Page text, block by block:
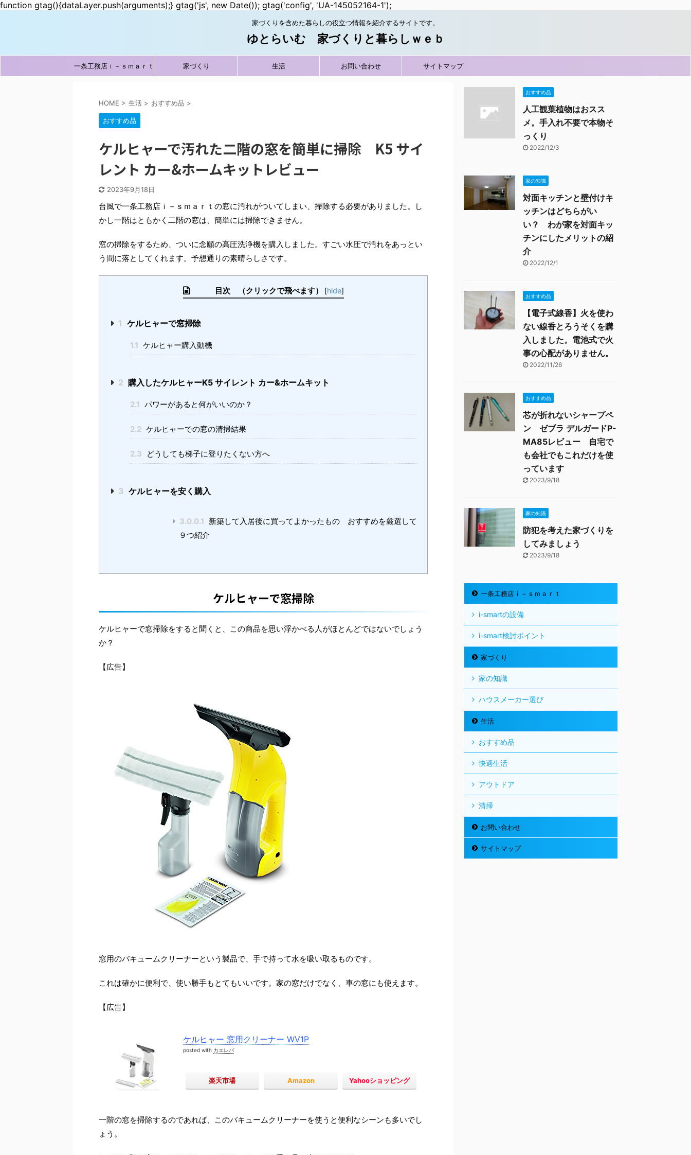
function gtag(){dataLayer.push(arguments);} gtag('js', new Date()); gtag('config', 'UA-145052164-1');
家づくりを含めた暮らしの役立つ情報を紹介するサイトです。
ゆとらいむ 家づくりと暮らしｗｅｂ
一条工務店ｉ－ｓｍａｒｔ 家づくり 生活 お問い合わせ サイトマップ
HOME > 生活 > おすすめ品 >
おすすめ品
ケルヒャーで汚れた二階の窓を簡単に掃除 K5 サイ
レント カー&ホームキットレビュー
2023年9月18日
台風で一条工務店ｉ－ｓｍａｒｔの窓に汚れがついてしまい、掃除する必要がありました。し
かし一階はともかく二階の窓は、簡単には掃除できません。
窓の掃除をするため、ついに念願の高圧洗浄機を購入しました。すごい水圧で汚れをあっとい
う間に落としてくれます。予想通りの素晴らしさです。
目次 （クリックで飛べます） [hide]
1 ケルヒャーで窓掃除
1.1 ケルヒャー購入動機
2 購入したケルヒャーK5 サイレント カー&ホームキット
2.1 パワーがあると何がいいのか？
2.2 ケルヒャーでの窓の清掃結果
2.3 どうしても梯子に登りたくない方へ
3 ケルヒャーを安く購入
3.0.0.1 新築して入居後に買ってよかったもの おすすめを厳選して
９つ紹介
ケルヒャーで窓掃除
ケルヒャーで窓掃除をすると聞くと、この商品を思い浮かべる人がほとんどではないでしょう
か？
【広告】
窓用のバキュームクリーナーという製品で、手で持って水を吸い取るものです。
これは確かに便利で、使い勝手もとてもいいです。家の窓だけでなく、車の窓にも使えます。
【広告】
ケルヒャー 窓用クリーナー WV1P
posted with カエレバ
楽天市場 Amazon Yahooショッピング
一階の窓を掃除するのであれば、このバキュームクリーナーを使うと便利なシーンも多いでし
ょう。
おすすめ品
人工観葉植物はおスス
メ。手入れ不要で本物そ
っくり
2022/12/3
家の知識
対面キッチンと壁付けキ
ッチンはどちらがい
い？ わが家を対面キッ
チンにしたメリットの紹
介
2022/12/1
おすすめ品
【電子式線香】火を使わ
ない線香とろうそくを購
入しました。電池式で火
事の心配がありません。
2022/11/26
おすすめ品
芯が折れないシャープペ
ン ゼブラ デルガードP-
MA85レビュー 自宅で
も会社でもこれだけを使
っています
2023/9/18
家の知識
防犯を考えた家づくりを
してみましょう
2023/9/18
一条工務店ｉ－ｓｍａｒｔ
i-smartの設備
i-smart検討ポイント
家づくり
家の知識
ハウスメーカー選び
生活
おすすめ品
快適生活
アウトドア
清掃
お問い合わせ
サイトマップ